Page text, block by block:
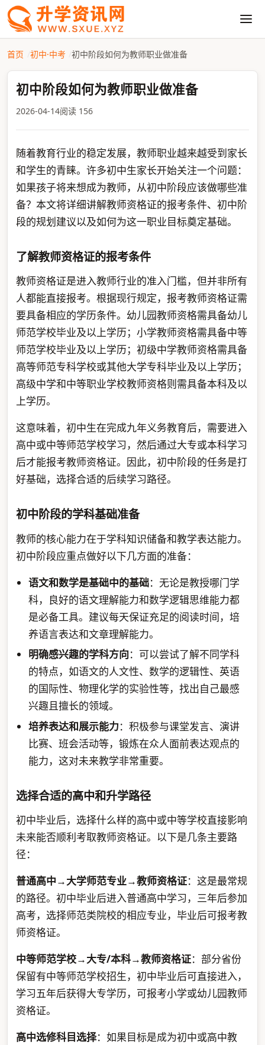
首页 初中·中考 初中阶段如何为教师职业做准备
初中阶段如何为教师职业做准备
2026-04-14阅读 156
随着教育行业的稳定发展，教师职业越来越受到家长
和学生的青睐。许多初中生家长开始关注一个问题：
如果孩子将来想成为教师，从初中阶段应该做哪些准
备？本文将详细讲解教师资格证的报考条件、初中阶
段的规划建议以及如何为这一职业目标奠定基础。
了解教师资格证的报考条件
教师资格证是进入教师行业的准入门槛，但并非所有
人都能直接报考。根据现行规定，报考教师资格证需
要具备相应的学历条件。幼儿园教师资格需具备幼儿
师范学校毕业及以上学历；小学教师资格需具备中等
师范学校毕业及以上学历；初级中学教师资格需具备
高等师范专科学校或其他大学专科毕业及以上学历；
高级中学和中等职业学校教师资格则需具备本科及以
上学历。
这意味着，初中生在完成九年义务教育后，需要进入
高中或中等师范学校学习，然后通过大专或本科学习
后才能报考教师资格证。因此，初中阶段的任务是打
好基础，选择合适的后续学习路径。
初中阶段的学科基础准备
教师的核心能力在于学科知识储备和教学表达能力。
初中阶段应重点做好以下几方面的准备：
语文和数学是基础中的基础：无论是教授哪门学
科，良好的语文理解能力和数学逻辑思维能力都
是必备工具。建议每天保证充足的阅读时间，培
养语言表达和文章理解能力。
明确感兴趣的学科方向：可以尝试了解不同学科
的特点，如语文的人文性、数学的逻辑性、英语
的国际性、物理化学的实验性等，找出自己最感
兴趣且擅长的领域。
培养表达和展示能力：积极参与课堂发言、演讲
比赛、班会活动等，锻炼在众人面前表达观点的
能力，这对未来教学非常重要。
选择合适的高中和升学路径
初中毕业后，选择什么样的高中或中等学校直接影响
未来能否顺利考取教师资格证。以下是几条主要路
径：
普通高中→大学师范专业→教师资格证：这是最常规
的路径。初中毕业后进入普通高中学习，三年后参加
高考，选择师范类院校的相应专业，毕业后可报考教
师资格证。
中等师范学校→大专/本科→教师资格证：部分省份
保留有中等师范学校招生，初中毕业后可直接进入，
学习五年后获得大专学历，可报考小学或幼儿园教师
资格证。
高中选修科目选择：如果目标是成为初中或高中教